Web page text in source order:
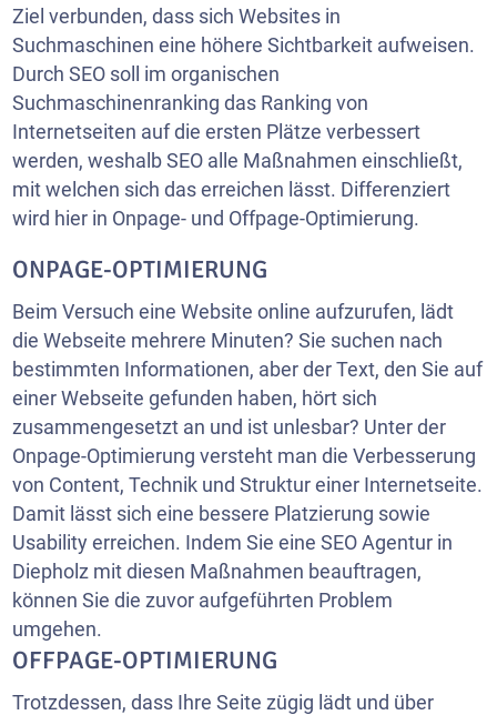
Ziel verbunden, dass sich Websites in
Suchmaschinen eine höhere Sichtbarkeit aufweisen.
Durch SEO soll im organischen
Suchmaschinenranking das Ranking von
Internetseiten auf die ersten Plätze verbessert
werden, weshalb SEO alle Maßnahmen einschließt,
mit welchen sich das erreichen lässt. Differenziert
wird hier in Onpage- und Offpage-Optimierung.
ONPAGE-OPTIMIERUNG
Beim Versuch eine Website online aufzurufen, lädt
die Webseite mehrere Minuten? Sie suchen nach
bestimmten Informationen, aber der Text, den Sie auf
einer Webseite gefunden haben, hört sich
zusammengesetzt an und ist unlesbar? Unter der
Onpage-Optimierung versteht man die Verbesserung
von Content, Technik und Struktur einer Internetseite.
Damit lässt sich eine bessere Platzierung sowie
Usability erreichen. Indem Sie eine SEO Agentur in
Diepholz mit diesen Maßnahmen beauftragen,
können Sie die zuvor aufgeführten Problem
umgehen.
OFFPAGE-OPTIMIERUNG
Trotzdessen, dass Ihre Seite zügig lädt und über